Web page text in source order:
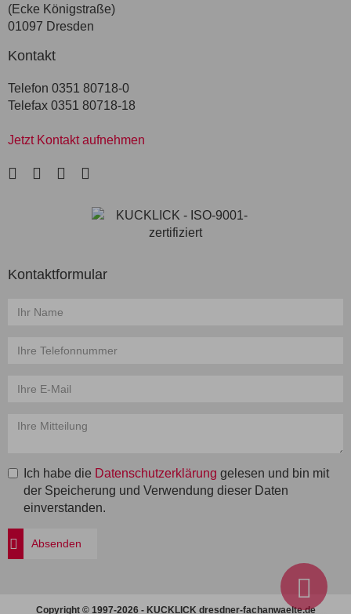
(Ecke Königstraße)
01097 Dresden
Kontakt
Telefon 0351 80718-0
Telefax 0351 80718-18
Jetzt Kontakt aufnehmen
LinkedInFacebookInstagram
Kontaktformular
Name
Telefon
E-
Mitteilung
Ich habe die Datenschutzerklärung gelesen und bin mit
der Speicherung und Verwendung dieser Daten
einverstanden.
Absenden
Copyright © 1997-2026 - KUCKLICK dresdner-fachanwaelte.de